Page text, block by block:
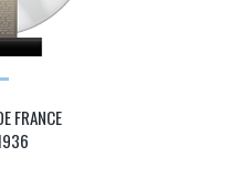
FRANCE